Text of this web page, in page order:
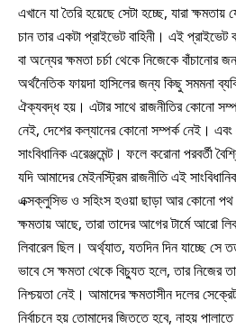
এখানে যা তৈরি হয়েছে সেটা হচ্ছে, যারা ক্ষমতায়
চান তার একটা প্রাইভেট বাহিনী। এই প্রাইভেট
বা অন্যের ক্ষমতা চর্চা থেকে নিজেকে বাঁচানোর
অর্থনৈতিক ফায়দা হাসিলের জন্য কিছু সমমনা
ঐক্যবদ্ধ হয়। এটার সাথে রাজনীতির কোনো
নেই, দেশের কল্যানের কোনো সম্পর্ক নেই। এবং
সাংবিধানিক এরেঞ্জমেন্ট। ফলে করোনা পরবর্তী
যদি আমাদের মেইনস্ট্রিম রাজনীতি এই
এক্সক্লুসিভ ও সহিংস হওয়া ছাড়া আর কোনো পথ
ক্ষমতায় আছে, তারা তাদের আগের টার্মে আরো
লিবারেল ছিল। অর্থ্যাত, যতদিন দিন যাচ্ছে
ভাবে সে ক্ষমতা থেকে বিচ্যুত হলে, তার নিজের
নিশ্চয়তা নেই। আমাদের ক্ষমতাসীন দলের
নির্বাচনে হয় তোমাদের জিততে হবে, নাহয়